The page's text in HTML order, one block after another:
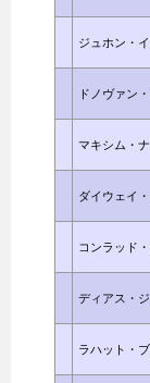
ジュホン・
ドノヴァン
マキシム・
ダイウェイ
コンラッド
ディアス・
ラハット・